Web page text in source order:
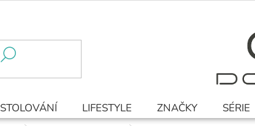
STOLOVÁNÍ LIFESTYLE ZNAČKY SÉRIE